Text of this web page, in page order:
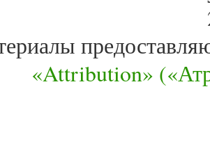
«Attribution»